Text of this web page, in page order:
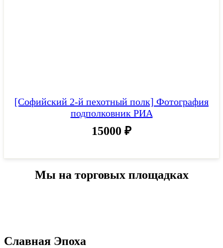
[Софийский 2-й пехотный полк] Фотография
подполковник РИА
15000 ₽
Мы на торговых площадках
Славная Эпоха